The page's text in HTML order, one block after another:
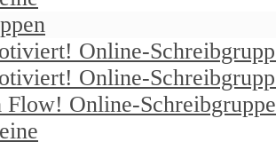
Online-
Online-
Online-